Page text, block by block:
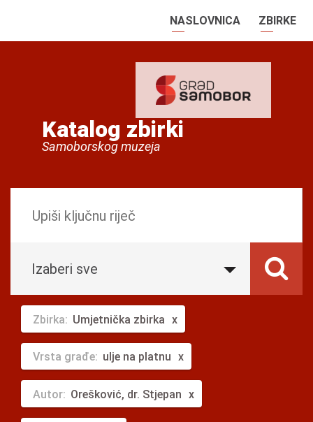
NASLOVNICA ZBIRKE
Katalog zbirki
Samoborskog muzeja
Izaberi sve
Zbirka: Umjetnička zbirka
Vrsta građe: ulje na platnu
Autor: Orešković, dr. Stjepan